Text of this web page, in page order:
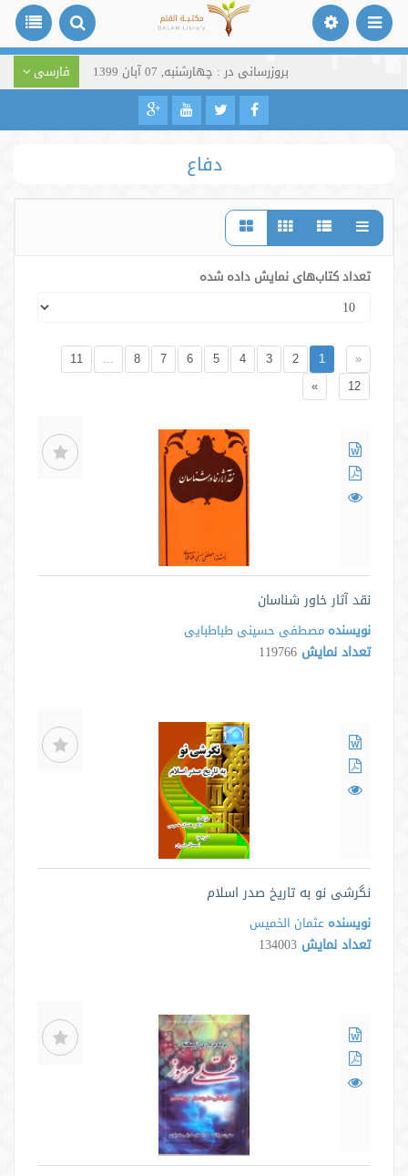
بروزرسانی در : چهارشنبه, 07 آبان 1399 فارسی
دفاع
تعداد کتاب‌های نمایش داده شده
«
1
2
3
4
5
6
7
8
...
11
12
»
نقد آثار خاور شناسان
نویسنده مصطفی حسینی طباطبایی
تعداد نمایش 119766
نگرشی نو به تاریخ صدر اسلام
نویسنده عثمان الخمیس
تعداد نمایش 134003